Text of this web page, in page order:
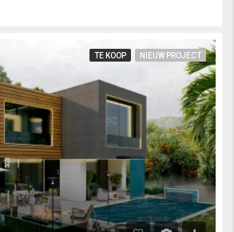
TE KOOP NIEUW PROJECT